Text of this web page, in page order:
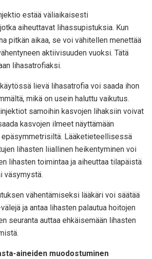
estää väliaikaisesti
aiheuttavat lihassupistuksia. Kun
pitkän aikaa, se voi vähitellen menettää
aktiivisuuden vuoksi. Tätä
lihasatrofiaksi.
lievä lihasatrofia voi saada ihon
mikä on usein haluttu vaikutus.
samoihin kasvojen lihaksiin voivat
kasvojen ilmeet näyttämään
Lääketieteellisessä
lihasten liiallinen heikentyminen voi
lihasten toimintaa ja aiheuttaa tilapäistä
väsymystä.
vähentämiseksi lääkäri voi säätää
ja antaa lihasten palautua hoitojen
seuranta auttaa ehkäisemään lihasten
aineiden muodostuminen